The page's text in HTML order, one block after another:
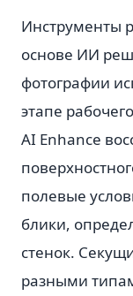
Инструменты
основе ИИ
фотографии
этапе
AI Enhance
полевые
блики,
стенок.
разными